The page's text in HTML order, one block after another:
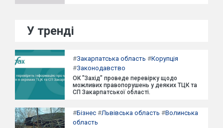
У тренді
#Закарпатська область #Корупція
#Законодавство
ОК "Захід" проведе перевірку щодо
можливих правопорушень у деяких ТЦК та
СП Закарпатської області.
#Бізнес #Львівська область #Волинська
область